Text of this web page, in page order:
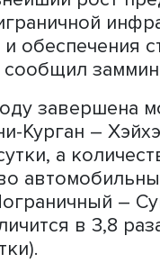
Министра
и
поток
китайской
2024 года.
и
– сообщил